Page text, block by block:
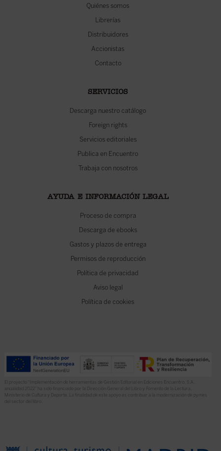
Quiénes somos
Librerías
Distribuidores
Accionistas
Contacto
SERVICIOS
Descarga nuestro catálogo
Foreign rights
Servicios editoriales
Publica en Encuentro
Trabaja con nosotros
AYUDA E INFORMACIÓN LEGAL
Proceso de compra
Descarga de ebooks
Gastos y plazos de entrega
Permisos de reproducción
Política de privacidad
Aviso legal
Política de cookies
El proyecto “Implementación de herramientas de Gestión Editorial en Ediciones Encuentro, S.A.
anualidad 2022” ha sido financiado por la Dirección General del Libro y Fomento de la Lectura,
Ministerio de Cultura y Deporte. La finalidad de este apoyo es contribuir a la modernización de pymes
del sector del libro.